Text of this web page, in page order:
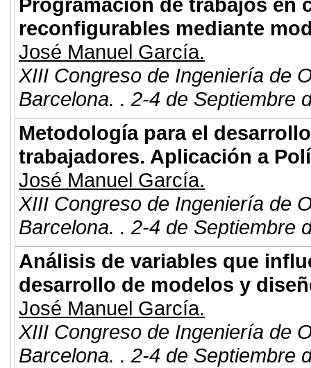
Programación de trabajos en
reconfigurables mediante
José Manuel García.
XIII Congreso de Ingeniería de
Barcelona. . 2-4 de Septiembre
Metodología para el
trabajadores. Aplicación a
José Manuel García.
XIII Congreso de Ingeniería de
Barcelona. . 2-4 de Septiembre
Análisis de variables que
desarrollo de modelos y
José Manuel García.
XIII Congreso de Ingeniería de
Barcelona. . 2-4 de Septiembre